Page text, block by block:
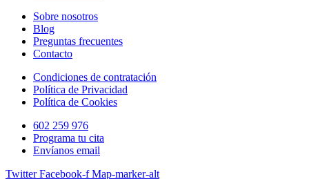
Sobre nosotros
Blog
Preguntas frecuentes
Contacto
Condiciones de contratación
Política de Privacidad
Política de Cookies
602 259 976
Programa tu cita
Envíanos email
Twitter Facebook-f Map-marker-alt